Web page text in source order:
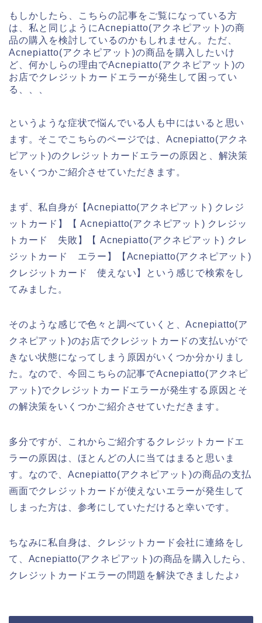
もしかしたら、こちらの記事をご覧になっている方
は、私と同じようにAcnepiatto(アクネピアット)の商
品の購入を検討しているのかもしれません。ただ、
Acnepiatto(アクネピアット)の商品を購入したいけ
ど、何かしらの理由でAcnepiatto(アクネピアット)の
お店でクレジットカードエラーが発生して困ってい
る、、、
というような症状で悩んでいる人も中にはいると思い
ます。そこでこちらのページでは、Acnepiatto(アクネ
ピアット)のクレジットカードエラーの原因と、解決策
をいくつかご紹介させていただきます。
まず、私自身が【Acnepiatto(アクネピアット) クレジ
ットカード】【 Acnepiatto(アクネピアット) クレジッ
トカード 失敗】【 Acnepiatto(アクネピアット) クレ
ジットカード エラー】【Acnepiatto(アクネピアット)
クレジットカード 使えない】という感じで検索をし
てみました。
そのような感じで色々と調べていくと、Acnepiatto(ア
クネピアット)のお店でクレジットカードの支払いがで
きない状態になってしまう原因がいくつか分かりまし
た。なので、今回こちらの記事でAcnepiatto(アクネピ
アット)でクレジットカードエラーが発生する原因とそ
の解決策をいくつかご紹介させていただきます。
多分ですが、これからご紹介するクレジットカードエ
ラーの原因は、ほとんどの人に当てはまると思いま
す。なので、Acnepiatto(アクネピアット)の商品の支払
画面でクレジットカードが使えないエラーが発生して
しまった方は、参考にしていただけると幸いです。
ちなみに私自身は、クレジットカード会社に連絡をし
て、Acnepiatto(アクネピアット)の商品を購入したら、
クレジットカードエラーの問題を解決できましたよ♪